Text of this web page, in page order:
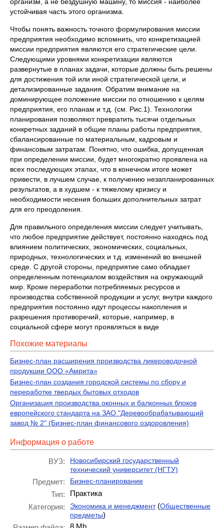
устойчивая часть этого организма.
Чтобы понять важность точного формулирования миссии
предприятия необходимо вспомнить, что конкретизацией
миссии предприятия являются его стратегические цели.
Следующими уровнями конкретизации являются
развернутые в планах задачи, которые должны быть решены
для достижения той или иной стратегической цели, и
детализированные задания. Обратим внимание на
доминирующее положение миссии по отношению к целям
предприятия, его планам и т.д. (см. Рис.1). Технологии
планирования позволяют превратить тысячи отдельных
конкретных заданий в общие планы работы предприятия,
сбалансированные по материальным, кадровым и
финансовым затратам. Понятно, что ошибка, допущенная
при определении миссии, будет многократно проявлена на
всех последующих этапах, что в конечном итоге может
привести, в лучшем случае, к получению незапланированных
результатов, а в худшем - к тяжелому кризису и
необходимости несения больших дополнительных затрат
для его преодоления.
Для правильного определения миссии следует учитывать,
что любое предприятие действует, постоянно находясь под
влиянием политических, экономических, социальных,
природных, технологических и т.д. изменений во внешней
среде. С другой стороны, предприятие само обладает
определенным потенциалом воздействия на окружающий
мир. Кроме переработки потребляемых ресурсов и
производства собственной продукции и услуг, внутри каждого
предприятия постоянно идут процессы накопления и
разрешения противоречий, которые, например, в
социальной сфере могут проявляться в виде
Похожие материалы
Бизнес-план расширения производства ликероводочной
продукции ООО «Амрита»
Бизнес-план создания городской системы по сбору и
переработке твердых бытовых отходов
Организация производства оконных и балконных блоков
европейского стандарта на ЗАО "Деревообрабатывающий
завод № 2" (Бизнес-план финансового оздоровления)
Информация о работе
ВУЗ:
Новосибирский государственный
технический университет (НГТУ)
Предмет: Бизнес-планирование
Тип:
Практика
Категория:
Экономика и менеджмент(Общественные
предметы)
8 Mb